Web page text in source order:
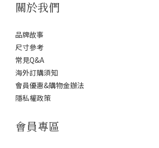
關於我們
品牌故事
尺寸參考
常見Q&A
海外訂購須知
會員優惠&購物金辦法
隱私權政策
會員專區